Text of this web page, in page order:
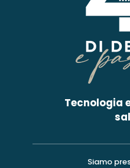
Tecnologia
Siamo